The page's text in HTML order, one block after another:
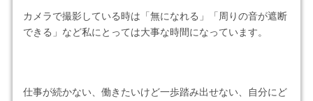
カメラで撮影している時は「無になれる」「周りの音が遮断
できる」など私にとっては大事な時間になっています。
仕事が続かない、働きたいけど一歩踏み出せない、自分にど